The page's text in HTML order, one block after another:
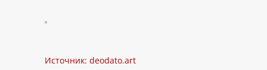
Источник: deodato.art